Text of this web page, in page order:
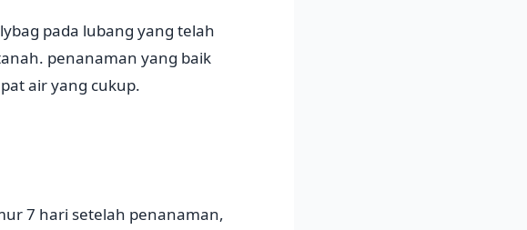
pada lubang yang telah
penanaman yang baik
air yang cukup.
7 hari setelah penanaman,